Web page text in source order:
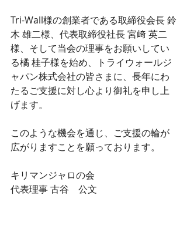
Tri-Wall様の創業者である取締役会長 鈴
木 雄二様、代表取締役社長 宮﨑 英二
様、そして当会の理事をお願いしてい
る橘 桂子様を始め、トライウォールジ
ャパン株式会社の皆さまに、長年にわ
たるご支援に対し心より御礼を申し上
げます。
このような機会を通じ、ご支援の輪が
広がりますことを願っております。
キリマンジャロの会
代表理事 古谷　公文